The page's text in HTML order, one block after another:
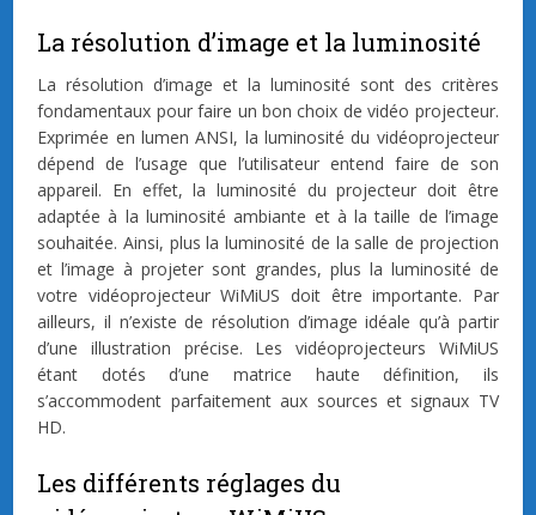
La résolution d’image et la luminosité
La résolution d’image et la luminosité sont des critères
fondamentaux pour faire un bon choix de vidéo projecteur.
Exprimée en lumen ANSI, la luminosité du vidéoprojecteur
dépend de l’usage que l’utilisateur entend faire de son
appareil. En effet, la luminosité du projecteur doit être
adaptée à la luminosité ambiante et à la taille de l’image
souhaitée. Ainsi, plus la luminosité de la salle de projection
et l’image à projeter sont grandes, plus la luminosité de
votre vidéoprojecteur WiMiUS doit être importante. Par
ailleurs, il n’existe de résolution d’image idéale qu’à partir
d’une illustration précise. Les vidéoprojecteurs WiMiUS
étant dotés d’une matrice haute définition, ils
s’accommodent parfaitement aux sources et signaux TV
HD.
Les différents réglages du